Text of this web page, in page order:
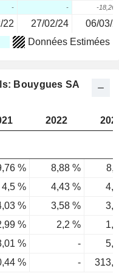
- - -18,26
22 27/02/24 06/03/
Données Estimées
Bouygues SA
2022
% 8,88 %
4,5 % 4,43 %
% 3,58 %
% 2,2 %
% -
% -